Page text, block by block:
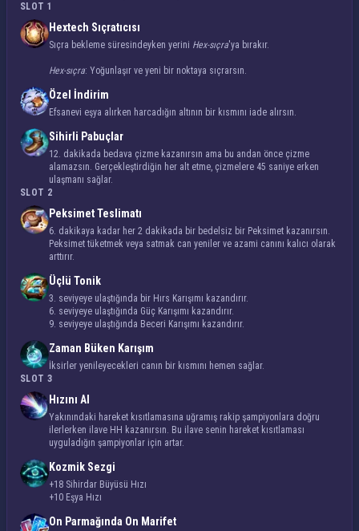
SLOT 1
Hextech Sıçratıcısı
Sıçra bekleme süresindeyken yerini Hex-sıçra'ya bırakır.
Hex-sıçra: Yoğunlaşır ve yeni bir noktaya sıçrarsın.
Özel İndirim
Efsanevi eşya alırken harcadığın altının bir kısmını iade alırsın.
Sihirli Pabuçlar
12. dakikada bedava çizme kazanırsın ama bu andan önce çizme
alamazsın. Gerçekleştirdiğin her alt etme, çizmelere 45 saniye erken
ulaşmanı sağlar.
SLOT 2
Peksimet Teslimatı
6. dakikaya kadar her 2 dakikada bir bedelsiz bir Peksimet kazanırsın.
Peksimet tüketmek veya satmak can yeniler ve azami canını kalıcı olarak
arttırır.
Üçlü Tonik
3. seviyeye ulaştığında bir Hırs Karışımı kazandırır.
6. seviyeye ulaştığında Güç Karışımı kazandırır.
9. seviyeye ulaştığında Beceri Karışımı kazandırır.
Zaman Büken Karışım
İksirler yenileyecekleri canın bir kısmını hemen sağlar.
SLOT 3
Hızını Al
Yakınındaki hareket kısıtlamasına uğramış rakip şampiyonlara doğru
ilerlerken ilave HH kazanırsın. Bu ilave senin hareket kısıtlaması
uyguladığın şampiyonlar için artar.
Kozmik Sezgi
+18 Sihirdar Büyüsü Hızı
+10 Eşya Hızı
On Parmağında On Marifet